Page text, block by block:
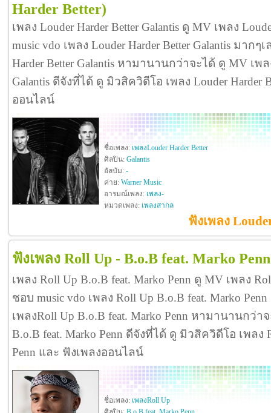
Harder Better)
เพลง Louder Harder Better Galantis ดู MV เพลง
music vdo เพลง Louder Harder Better Galantis มาก
Harder Better Galantis หามานานกว่าจะได้ ดู MV เพล
Galantis ดีจังที่ได้ ดู มิวสิควิดีโอ เพลง Louder Harder
ออนไลน์
ชื่อเพลง: เพลงLouder Harder Better
ศิลปิน: Galantis
อัลบัม: -
ค่าย: Warner Music
อารมณ์เพลง: เพลง-
หมวดเพลง: เพลงสากล
ฟังเพลง
ฟังเพลง Roll Up - B.o.B feat. Marko Penn
เพลง Roll Up B.o.B feat. Marko Penn ดู MV เพลง
ชอบ music vdo เพลง Roll Up B.o.B feat. Marko
เพลงRoll Up B.o.B feat. Marko Penn หามานานกว่า
B.o.B feat. Marko Penn ดีจังที่ได้ ดู มิวสิควิดีโอ เพลง
Penn และ ฟังเพลงออนไลน์
ชื่อเพลง: เพลงRoll Up